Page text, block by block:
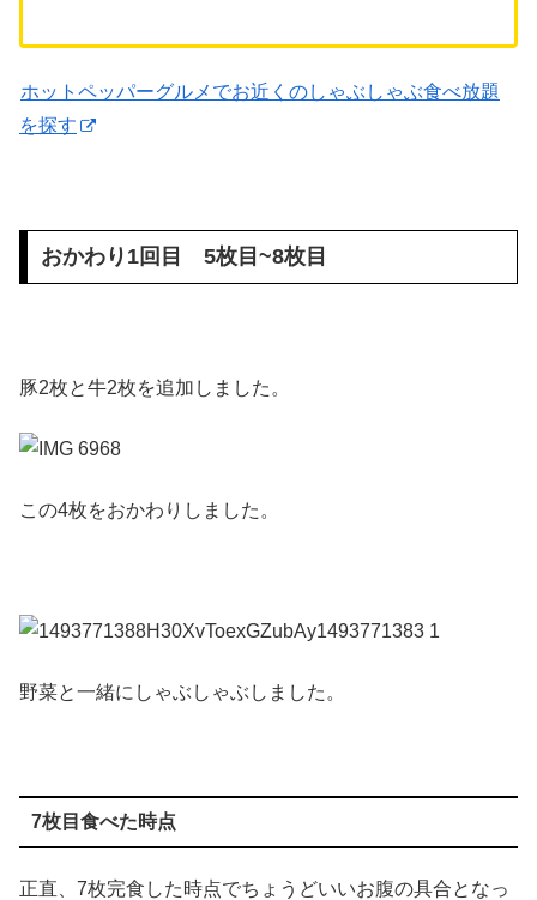
ホットペッパーグルメでお近くのしゃぶしゃぶ食べ放題
を探す
おかわり1回目 5枚目~8枚目
豚2枚と牛2枚を追加しました。
この4枚をおかわりしました。
野菜と一緒にしゃぶしゃぶしました。
7枚目食べた時点
正直、7枚完食した時点でちょうどいいお腹の具合となっ